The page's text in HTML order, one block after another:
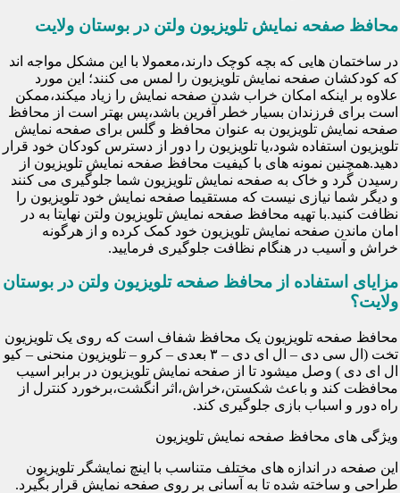
محافظ صفحه نمایش تلویزیون ولتن در بوستان ولایت
در ساختمان هایی که بچه کوچک دارند،معمولا با این مشکل مواجه اند
که کودکشان صفحه نمایش تلویزیون را لمس می کنند؛ این مورد
علاوه بر اینکه امکان خراب شدن صفحه نمایش را زیاد میکند،ممکن
است برای فرزندان بسیار خطر آفرین باشد،پس بهتر است از محافظ
صفحه نمایش تلویزیون به عنوان محافظ و گلس برای صفحه نمایش
تلویزیون استفاده شود،یا تلویزیون را دور از دسترس کودکان خود قرار
دهید.همچنین نمونه های با کیفیت محافظ صفحه نمایش تلویزیون از
رسیدن گرد و خاک به صفحه نمایش تلویزیون شما جلوگیری می کنند
و دیگر شما نیازی نیست که مستقیما صفحه نمایش خود تلویزیون را
نظافت کنید.با تهیه محافظ صفحه نمایش تلویزیون ولتن نهایتا به در
امان ماندن صفحه نمایش تلویزیون خود کمک کرده و از هرگونه
خراش و آسیب در هنگام نظافت جلوگیری فرمایید.
مزایای استفاده از محافظ صفحه تلویزیون ولتن در بوستان
ولایت؟
محافظ صفحه تلویزیون یک محافظ شفاف است که روی یک تلویزیون
تخت (ال سی دی – ال ای دی – ۳ بعدی – کرو – تلویزیون منحنی – کیو
ال ای دی ) وصل میشود تا از صفحه نمایش تلویزیون در برابر اسیب
محافظت کند و باعث شکستن،خراش،اثر انگشت،برخورد کنترل از
راه دور و اسباب بازی جلوگیری کند.
ویژگی های محافظ صفحه نمایش تلویزیون
این صفحه در اندازه های مختلف متناسب با اینچ نمایشگر تلویزیون
طراحی و ساخته شده تا به آسانی بر روی صفحه نمایش قرار بگیرد.